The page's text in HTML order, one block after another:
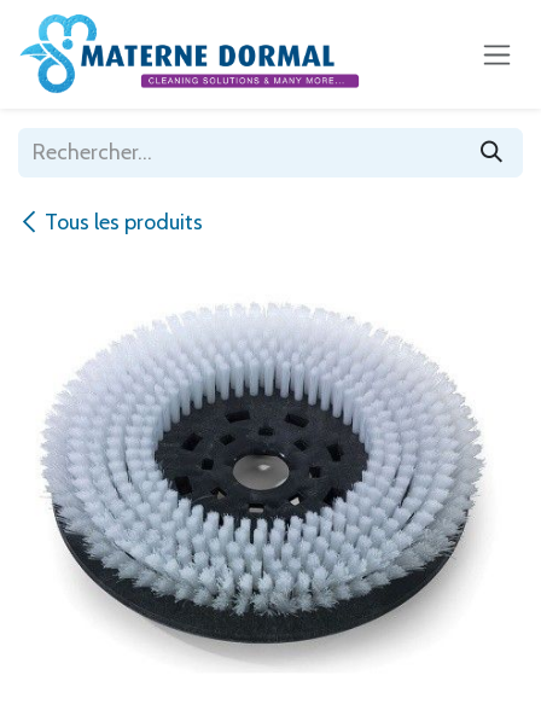
Se rendre au contenu
Tous les produits